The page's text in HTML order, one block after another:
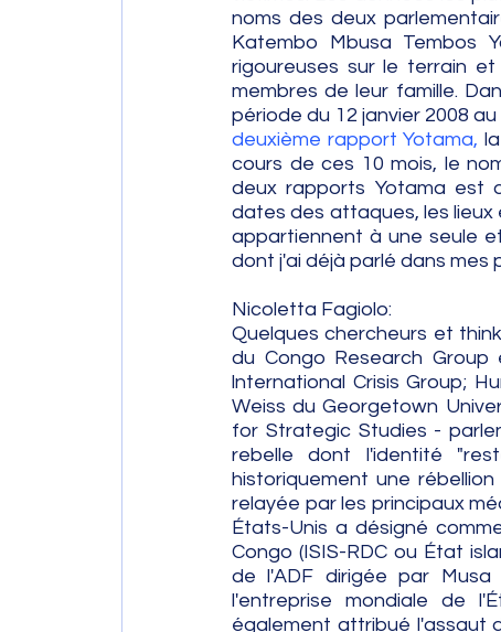
noms des deux
Katembo Mbusa Tembos
rigoureuses sur le terrain
membres de leur famille.
période du 12 janvier 2008
deuxième rapport Yotama,
cours de ces 10 mois, le
deux rapports Yotama est
dates des attaques, les lieux
appartiennent à une seule
dont j'ai déjà parlé dans mes
Nicoletta Fagiolo:
Quelques chercheurs et
du Congo Research
lnternational Crisis Group;
Weiss du Georgetown
for Strategic Studies -
rebelle dont l'identité
historiquement une
relayée par les principaux
États-Unis a désigné
Congo (ISIS-RDC ou État
de l'ADF dirigée par
l'entreprise mondiale de
également attribué l'assaut